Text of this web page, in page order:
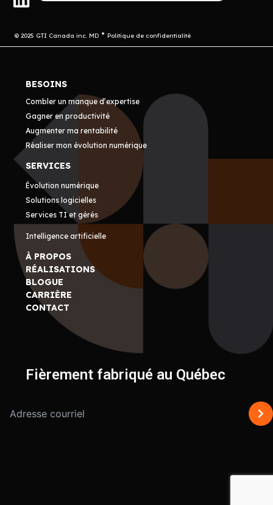
© 2025 GTI Canada inc. MD Politique de confidentialité
BESOINS
Combler un manque d’expertise
Gagner en productivité
Augmenter ma rentabilité
Réaliser mon évolution numérique
SERVICES
Évolution numérique
Solutions logicielles
Services TI et gérés
Intelligence artificielle
À PROPOS
RÉALISATIONS
BLOGUE
CARRIÈRE
CONTACT
Fièrement fabriqué au Québec